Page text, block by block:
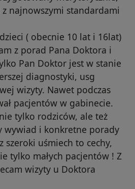
najnowszymi standardami
( obecnie 10 lat i 16lat)
z porad Pana Doktora i
Pan Doktor jest w stanie
diagnostyki, usg
wizyty. Nawet podczas
pacjentów w gabinecie.
tylko rodziców, ale też
wywiad i konkretne porady
uśmiech to cechy,
tylko małych pacjentów ! Z
wizyty u Doktora